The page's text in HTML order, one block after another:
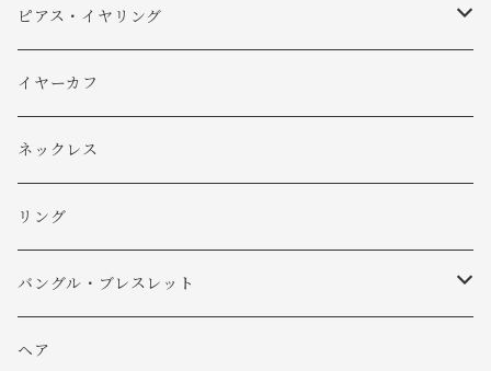
ピアス・イヤリング
ピアス
イヤリング
イヤーカフ
ネックレス
リング
バングル・ブレスレット
バングル
ヘア